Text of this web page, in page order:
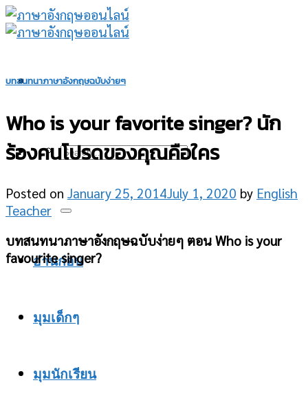
Skip
to
อ่านก่อน
มุมเด็กๆ
มุมนักเรียน
บทสนทนาภาษาอังกฤษฉบับง่ายๆ
Who is your favorite singer? นัก
ร้องคนโปรดของคุณคือใคร
Posted on January 25, 2014 July 1, 2020 by English
Teacher
บทสนทนาภาษาอังกฤษฉบับง่ายๆ ตอน Who is your
favourite singer?